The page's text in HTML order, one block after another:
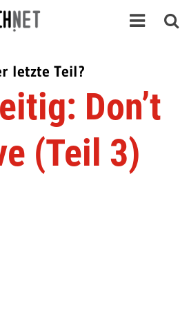
letzte Teil?
Don’t
(Teil 3)